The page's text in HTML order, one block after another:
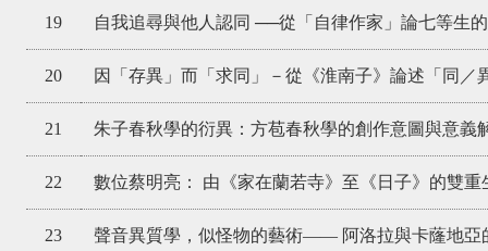
19 自我追尋與他人認同 ──從「自律作家」論七等生
20 因「存異」而「求同」－從《淮南子》論述「同／
21 朱子春秋學的衍異：方苞春秋學的創作意圖與意義
22 數位蔡明亮： 由《家在蘭若寺》至《日子》的雙重
23 聲音異質學，似怪物的藝術—— 阿洛拉與卡蕯地亞